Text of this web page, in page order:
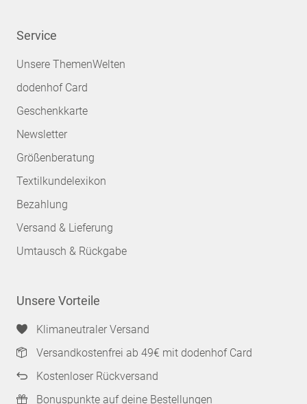
Service
Unsere ThemenWelten
dodenhof Card
Geschenkkarte
Newsletter
Größenberatung
Textilkundelexikon
Bezahlung
Versand & Lieferung
Umtausch & Rückgabe
Unsere Vorteile
Klimaneutraler Versand
Versandkostenfrei ab 49€ mit dodenhof Card
Kostenloser Rückversand
Bonuspunkte auf deine Bestellungen